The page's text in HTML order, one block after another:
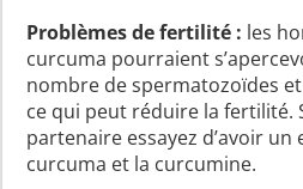
Problèmes de fertilité : les
curcuma pourraient
nombre de spermatozoïdes
ce qui peut réduire la fertilité.
partenaire essayez d’avoir un
curcuma et la curcumine.